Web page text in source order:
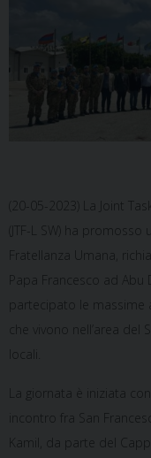
(20-05-2023) La Joint
(JTF-L SW) ha
Fratellanza Umana,
Papa Francesco ad Abu
partecipato le massime
che vivono nell’area
locali.
La giornata è iniziata
incontro fra San
Kamil, da parte del